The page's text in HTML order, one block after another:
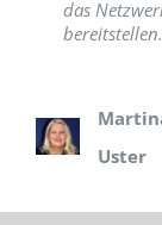
das
bereitstellen.
Uster